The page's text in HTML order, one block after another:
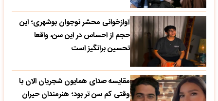
آوازخوانی محشر نوجوان بوشهری؛ این
حجم از احساس در این سن، واقعا
تحسین‌ برانگیز است
مقایسه صدای همایون شجریان الان با
وقتی کم سن تر بود؛ هنرمندان حیران